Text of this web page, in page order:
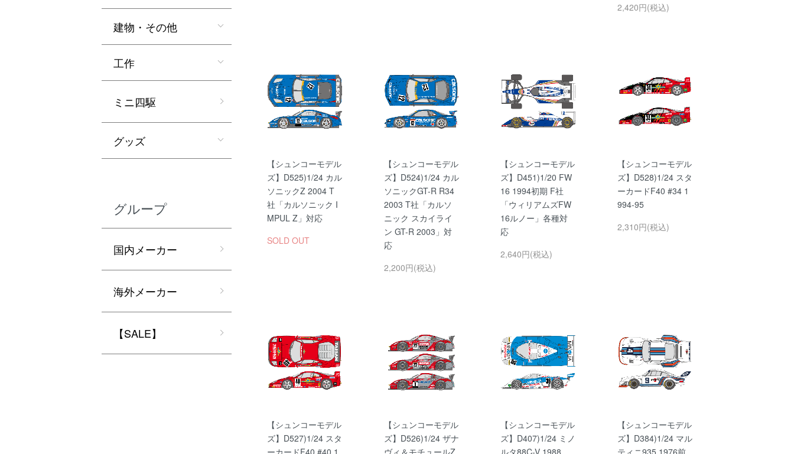
2,420円(税込)
【シュンコーモデル
ズ】D525)1/24 カル
ソニックZ 2004 T
社「カルソニック I
MPUL Z」対応
SOLD OUT
【シュンコーモデル
ズ】D524)1/24 カル
ソニックGT-R R34
2003 T社「カルソ
ニック スカイライ
ン GT-R 2003」対
応
2,200円(税込)
【シュンコーモデル
ズ】D451)1/20 FW
16 1994初期 F社
「ウィリアムズFW
16ルノー」各種対
応
2,640円(税込)
【シュンコーモデル
ズ】D528)1/24 スタ
ーカードF40 #34 1
994-95
2,310円(税込)
【シュンコーモデル
ズ】D527)1/24 スタ
ーカードF40 #40 1
【シュンコーモデル
ズ】D526)1/24 ザナ
ヴィ＆モチュールZ
【シュンコーモデル
ズ】D407)1/24 ミノ
ルタ88C-V 1988
【シュンコーモデル
ズ】D384)1/24 マル
ティニ935 1976前
建物・その他
工作
ミニ四駆
グッズ
グループ
国内メーカー
海外メーカー
【SALE】